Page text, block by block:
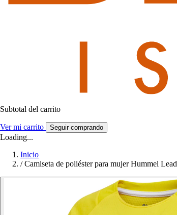
Subtotal del carrito
Ver mi carrito Seguir comprando
Loading...
Inicio
/ Camiseta de poliéster para mujer Hummel Lead